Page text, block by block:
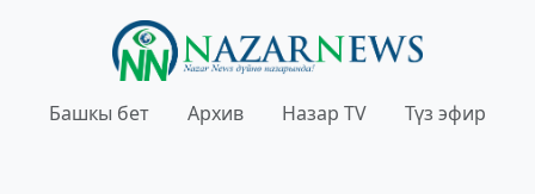
Башкы бет Архив Назар TV Түз эфир